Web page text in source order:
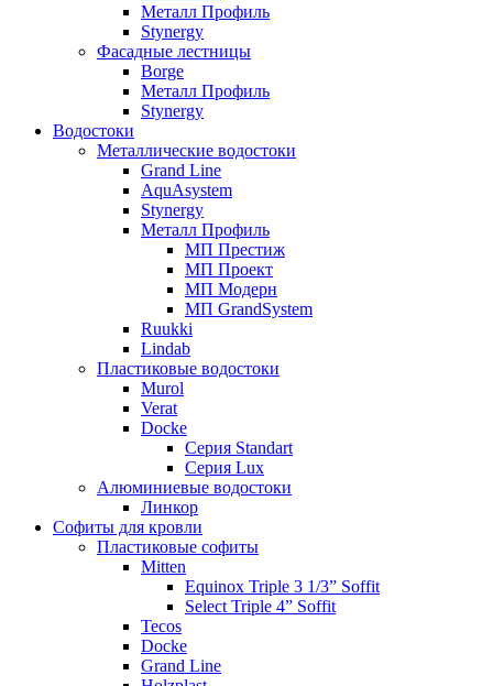
Металл Профиль
Stynergy
Фасадные лестницы
Borge
Металл Профиль
Stynergy
Водостоки
Металлические водостоки
Grand Line
AquAsystem
Stynergy
Металл Профиль
МП Престиж
МП Проект
МП Модерн
МП GrandSystem
Ruukki
Lindab
Пластиковые водостоки
Murol
Verat
Docke
Серия Standart
Серия Lux
Алюминиевые водостоки
Линкор
Софиты для кровли
Пластиковые софиты
Mitten
Equinox Triple 3 1/3” Soffit
Select Triple 4” Soffit
Tecos
Docke
Grand Line